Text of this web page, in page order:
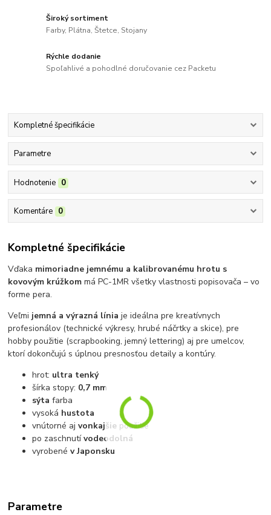
Široký sortiment
Farby, Plátna, Štetce, Stojany
Rýchle dodanie
Spoľahlivé a pohodlné doručovanie cez Packetu
Kompletné špecifikácie
Parametre
Hodnotenie 0
Komentáre 0
Kompletné špecifikácie
Vďaka mimoriadne jemnému a kalibrovanému hrotu s
kovovým krúžkom má PC-1MR všetky vlastnosti popisovača – vo
forme pera.
Veľmi jemná a výrazná línia je ideálna pre kreatívnych
profesionálov (technické výkresy, hrubé náčrtky a skice), pre
hobby použitie (scrapbooking, jemný lettering) aj pre umelcov,
ktorí dokončujú s úplnou presnosťou detaily a kontúry.
hrot: ultra tenký
šírka stopy: 0,7 mm
sýtafarba
vysoká hustota
vnútorné ajvonkajšie použitie
po zaschnutívodeodolná
vyrobenév Japonsku
Parametre